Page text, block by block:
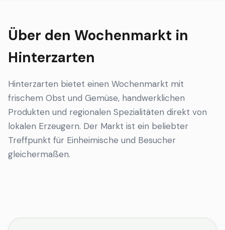
Über den Wochenmarkt in
Hinterzarten
Hinterzarten bietet einen Wochenmarkt mit
frischem Obst und Gemüse, handwerklichen
Produkten und regionalen Spezialitäten direkt von
lokalen Erzeugern. Der Markt ist ein beliebter
Treffpunkt für Einheimische und Besucher
gleichermaßen.